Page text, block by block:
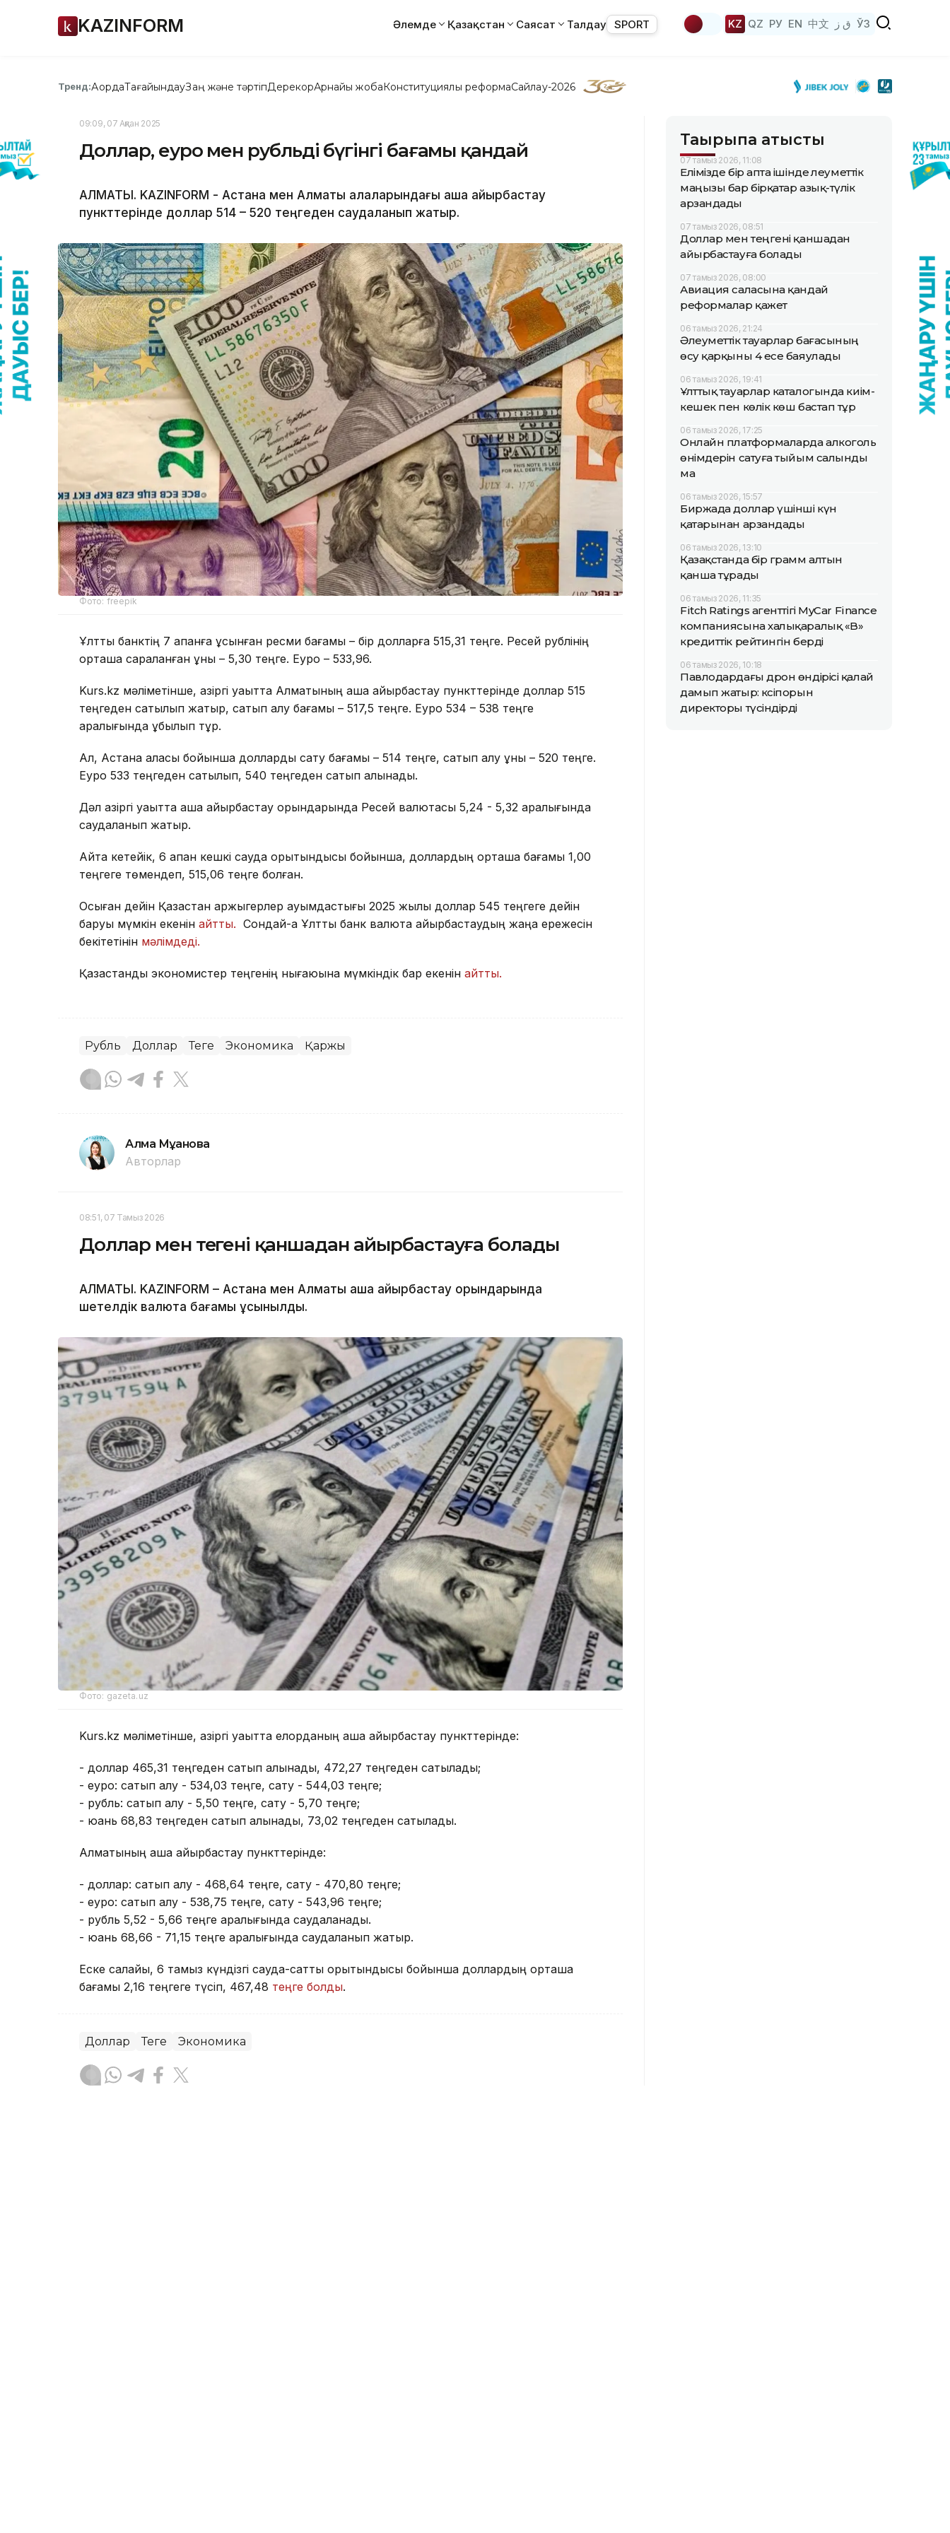
KAZINFORM Әлемде Қазақстан Саясат Талдау SPORT KZ QZ РУ EN 中文 ق ز ЎЗ
Тренд:АқордаТағайындауЗаң және тәртіпДерекқорАрнайы жобаКонституциялық реформаСайлау-2026
09:09, 07 Ақпан 2025
Доллар, еуро мен рубльдің бүгінгі бағамы қандай
АЛМАТЫ. KAZINFORM - Астана мен Алматы қалаларындағы ақша айырбастау
пункттерінде доллар 514 – 520 теңгеден саудаланып жатыр.
Фото: freepik
Ұлттық банктің 7 ақпанға ұсынған ресми бағамы – бір долларға 515,31 теңге. Ресей рублінің
орташа сараланған құны – 5,30 теңге. Еуро – 533,96.
Kurs.kz мәліметінше, қазіргі уақытта Алматының ақша айырбастау пункттерінде доллар 515
теңгеден сатылып жатыр, сатып алу бағамы – 517,5 теңге. Еуро 534 – 538 теңге
аралығында құбылып тұр.
Ал, Астана қаласы бойынша долларды сату бағамы – 514 теңге, сатып алу құны – 520 теңге.
Еуро 533 теңгеден сатылып, 540 теңгеден сатып алынады.
Дәл қазіргі уақытта ақша айырбастау орындарында Ресей валютасы 5,24 - 5,32 аралығында
саудаланып жатыр.
Айта кетейік, 6 ақпан кешкі сауда қорытындысы бойынша, доллардың орташа бағамы 1,00
теңгеге төмендеп, 515,06 теңге болған.
Осыған дейін Қазақстан қаржыгерлер қауымдастығы 2025 жылы доллар 545 теңгеге дейін
баруы мүмкін екенін айтты. Сондай-ақ Ұлттық банк валюта айырбастаудың жаңа ережесін
бекітетінін мәлімдеді.
Қазақстандық экономистер теңгенің нығаюына мүмкіндік бар екенін айтты.
Рубль Доллар Теңге Экономика Қаржы
Алма Мұқанова
Авторлар
08:51, 07 Тамыз 2026
Доллар мен теңгені қаншадан айырбастауға болады
АЛМАТЫ. KAZINFORM – Астана мен Алматы ақша айырбастау орындарында
шетелдік валюта бағамы ұсынылды.
Фото: gazeta.uz
Kurs.kz мәліметінше, қазіргі уақытта елорданың ақша айырбастау пункттерінде:
- доллар 465,31 теңгеден сатып алынады, 472,27 теңгеден сатылады;
- еуро: сатып алу - 534,03 теңге, сату - 544,03 теңге;
- рубль: сатып алу - 5,50 теңге, сату - 5,70 теңге;
- юань 68,83 теңгеден сатып алынады, 73,02 теңгеден сатылады.
Алматының ақша айырбастау пункттерінде:
- доллар: сатып алу - 468,64 теңге, сату - 470,80 теңге;
- еуро: сатып алу - 538,75 теңге, сату - 543,96 теңге;
- рубль 5,52 - 5,66 теңге аралығында саудаланады.
- юань 68,66 - 71,15 теңге аралығында саудаланып жатыр.
Еске салайық, 6 тамыз күндізгі сауда-саттық қорытындысы бойынша доллардың орташа
бағамы 2,16 теңгеге түсіп, 467,48 теңге болды.
Доллар Теңге Экономика
Тақырыпқа қатысты
07 тамыз 2026, 11:08
Елімізде бір апта ішінде әлеуметтік
маңызы бар бірқатар азық-түлік
арзандады
07 тамыз 2026, 08:51
Доллар мен теңгені қаншадан
айырбастауға болады
07 тамыз 2026, 08:00
Авиация саласына қандай
реформалар қажет
06 тамыз 2026, 21:24
Әлеуметтік тауарлар бағасының
өсу қарқыны 4 есе баяулады
06 тамыз 2026, 19:41
Ұлттық тауарлар каталогында киім-
кешек пен көлік көш бастап тұр
06 тамыз 2026, 17:25
Онлайн платформаларда алкоголь
өнімдерін сатуға тыйым салынды
ма
06 тамыз 2026, 15:57
Биржада доллар үшінші күн
қатарынан арзандады
06 тамыз 2026, 13:10
Қазақстанда бір грамм алтын
қанша тұрады
06 тамыз 2026, 11:35
Fitch Ratings агенттігі MyCar Finance
компаниясына халықаралық «B»
кредиттік рейтингін берді
06 тамыз 2026, 10:18
Павлодардағы дрон өндірісі қалай
дамып жатыр: кәсіпорын
директоры түсіндірді